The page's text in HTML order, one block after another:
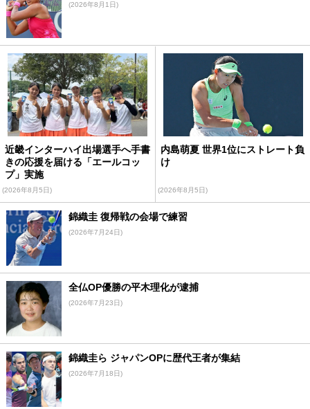
(2026年8月1日)
近畿インターハイ出場選手へ手書
きの応援を届ける「エールコッ
プ」実施
(2026年8月5日)
内島萌夏 世界1位にストレート負
け
(2026年8月5日)
錦織圭 復帰戦の会場で練習
(2026年7月24日)
全仏OP優勝の平木理化が逮捕
(2026年7月23日)
錦織圭ら ジャパンOPに歴代王者が集結
(2026年7月18日)